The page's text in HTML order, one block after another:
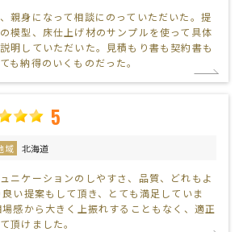
親身になって相談にのっていただいた。提
模型、床仕上げ材のサンプルを使って具体
明していただいた。見積もり書も契約書も
も納得のいくものだった。
5
域 北海道
ニケーションのしやすさ、品質、どれもよ
い提案もして頂き、とても満足していま
感から大きく上振れすることもなく、適正
頂けました。